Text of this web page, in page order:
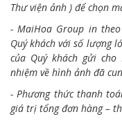
Thư viện ảnh ) để chọn
- MaiHoa Group in
Quý khách với số lượng
của Quý khách gửi
nhiệm về hình ảnh đã
- Phương thức thanh
giá trị tổng đơn hàng –